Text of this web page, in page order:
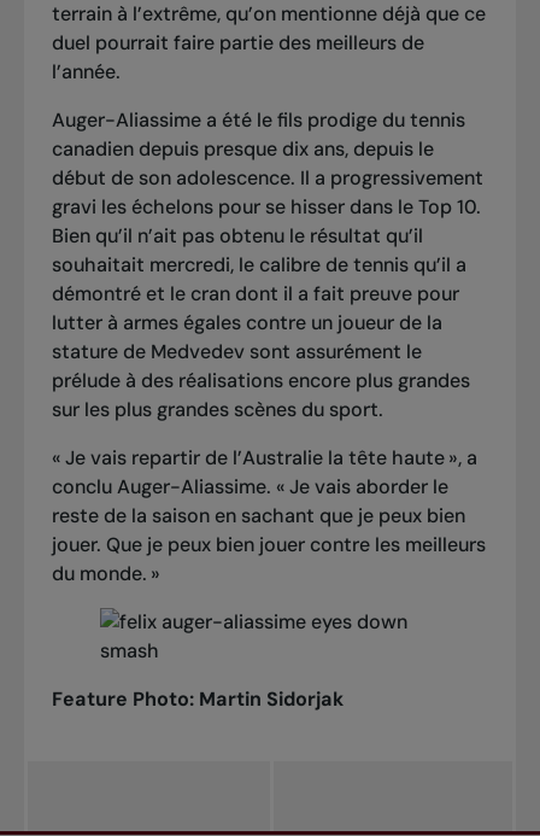
terrain à l’extrême, qu’on mentionne déjà que ce
duel pourrait faire partie des meilleurs de
l’année.
Auger-Aliassime a été le fils prodige du tennis
canadien depuis presque dix ans, depuis le
début de son adolescence. Il a progressivement
gravi les échelons pour se hisser dans le Top 10.
Bien qu’il n’ait pas obtenu le résultat qu’il
souhaitait mercredi, le calibre de tennis qu’il a
démontré et le cran dont il a fait preuve pour
lutter à armes égales contre un joueur de la
stature de Medvedev sont assurément le
prélude à des réalisations encore plus grandes
sur les plus grandes scènes du sport.
« Je vais repartir de l’Australie la tête haute », a
conclu Auger-Aliassime. « Je vais aborder le
reste de la saison en sachant que je peux bien
jouer. Que je peux bien jouer contre les meilleurs
du monde. »
Feature Photo: Martin Sidorjak